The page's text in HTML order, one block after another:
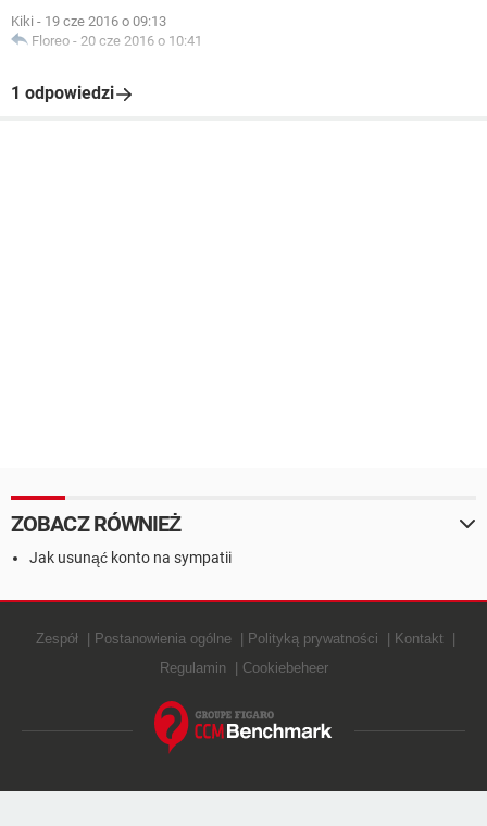
Kiki - 19 cze 2016 o 09:13
Floreo - 20 cze 2016 o 10:41
1 odpowiedzi
ZOBACZ RÓWNIEŻ
Jak usunąć konto na sympatii
Zespół Postanowienia ogólne Polityką prywatności
Kontakt
Regulamin
Cookiebeheer